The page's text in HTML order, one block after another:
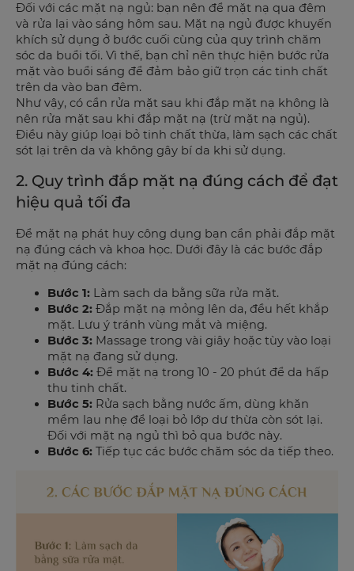
Đối với các mặt nạ ngủ: bạn nên để mặt nạ qua đêm
và rửa lại vào sáng hôm sau. Mặt nạ ngủ được khuyến
khích sử dụng ở bước cuối cùng của quy trình chăm
sóc da buổi tối. Vì thế, bạn chỉ nên thực hiện bước rửa
mặt vào buổi sáng để đảm bảo giữ trọn các tinh chất
trên da vào ban đêm.
Như vậy, có cần rửa mặt sau khi đắp mặt nạ không là
nên rửa mặt sau khi đắp mặt nạ (trừ mặt nạ ngủ).
Điều này giúp loại bỏ tinh chất thừa, làm sạch các chất
sót lại trên da và không gây bí da khi sử dụng.
2. Quy trình đắp mặt nạ đúng cách để đạt
hiệu quả tối đa
Để mặt nạ phát huy công dụng bạn cần phải đắp mặt
nạ đúng cách và khoa học. Dưới đây là các bước đắp
mặt nạ đúng cách:
Bước 1: Làm sạch da bằng sữa rửa mặt.
Bước 2: Đắp mặt nạ mỏng lên da, đều hết khắp
mặt. Lưu ý tránh vùng mắt và miệng.
Bước 3: Massage trong vài giây hoặc tùy vào loại
mặt nạ đang sử dụng.
Bước 4: Để mặt nạ trong 10 - 20 phút để da hấp
thu tinh chất.
Bước 5: Rửa sạch bằng nước ấm, dùng khăn
mềm lau nhẹ để loại bỏ lớp dư thừa còn sót lại.
Đối với mặt nạ ngủ thì bỏ qua bước này.
Bước 6: Tiếp tục các bước chăm sóc da tiếp theo.